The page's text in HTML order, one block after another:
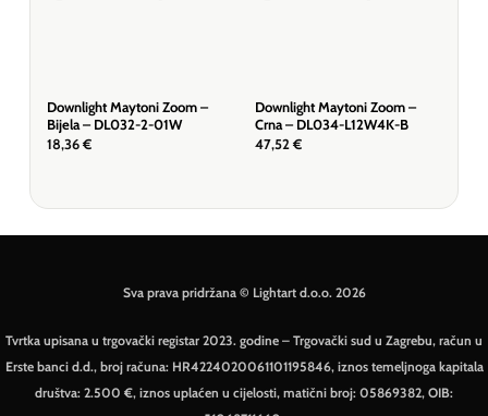
Downlight Maytoni Zoom –
Bijela – DL032-2-01W
18,36 €
Downlight Maytoni Zoom –
Crna – DL034-L12W4K-B
47,52 €
Sva prava pridržana © Lightart d.o.o. 2026
Tvrtka upisana u trgovački registar 2023. godine – Trgovački sud u Zagrebu, račun u
Erste banci d.d., broj računa: HR4224020061101195846, iznos temeljnoga kapitala
društva: 2.500 €, iznos uplaćen u cijelosti, matični broj: 05869382, OIB: